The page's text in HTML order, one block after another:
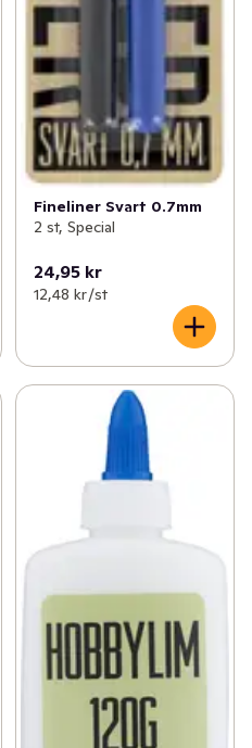
Fineliner Svart 0.7mm
2 st, Special
24,95 kr
12,48 kr /st